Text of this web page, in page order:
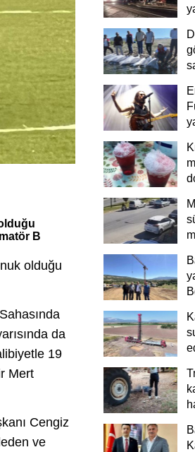
B
olduğu
da
19
Mert
Cengiz
ve